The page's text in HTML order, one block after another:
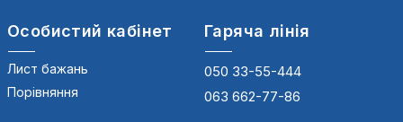
Особистий кабінет
Лист бажань
Порівняння
Гаряча лінія
050 33-55-444
063 662-77-86